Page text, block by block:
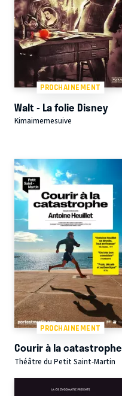
PROCHAINEMENT
Walt - La folie Disney
Kimaimemesuive
PROCHAINEMENT
Courir à la catastrophe
Théâtre du Petit Saint-Martin